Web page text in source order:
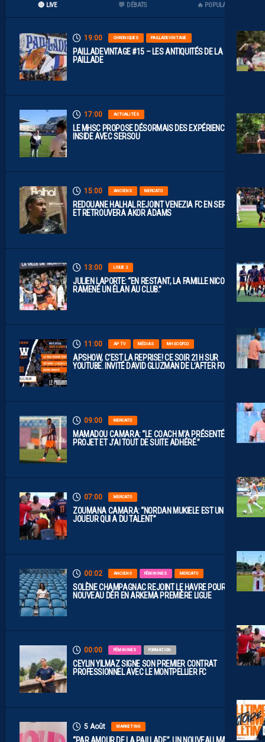
🔴 LIVE 💬 DÉBATS 🔥 POPULAIRES
19:00 CHRONIQUES PAILLADEVINTAGE
PAILLADEVINTAGE #15 – LES ANTIQUITÉS DE LA
PAILLADE
17:00 ACTUALITÉS
LE MHSC PROPOSE DÉSORMAIS DES EXPÉRIENCES
INSIDE AVEC SERSOU
15:00 ANCIENS MERCATO
REDOUANE HALHAL REJOINT VENEZIA FC EN SERIE A
ET RETROUVERA AKOR ADAMS
13:00 LIGUE 2
JULIEN LAPORTE: “EN RESTANT, LA FAMILLE NICOLLIN A
RAMENÉ UN ÉLAN AU CLUB.”
11:00 AP TV MÉDIAS MHSC-DFCO
APSHOW, C’EST LA REPRISE! CE SOIR 21H SUR
YOUTUBE. INVITÉ DAVID GLUZMAN DE L’AFTER FOOT.
09:00 MERCATO
MAMADOU CAMARA: “LE COACH M’A PRÉSENTÉ LE
PROJET ET J’AI TOUT DE SUITE ADHÉRÉ.”
07:00 MERCATO
ZOUMANA CAMARA: “NORDAN MUKIELE EST UN
JOUEUR QUI A DU TALENT”
00:02 ANCIENS FÉMININES MERCATO
SOLÈNE CHAMPAGNAC REJOINT LE HAVRE POUR UN
NOUVEAU DÉFI EN ARKEMA PREMIÈRE LIGUE
00:00 FÉMININES FORMATION
CEYLIN YILMAZ SIGNE SON PREMIER CONTRAT
PROFESSIONNEL AVEC LE MONTPELLIER FC
5 Août MARKETING
“PAR AMOUR DE LA PAILLADE”, UN NOUVEAU MAILLOT